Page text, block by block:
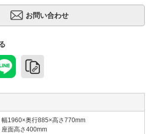
幅1960×奥行885×高さ770mm
座面高さ400mm